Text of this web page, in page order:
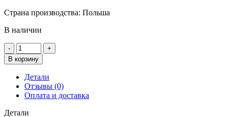
Страна производства: Польша
В наличии
Количество
товара
Гильзы
SILVER
STAR
filter
8,1/15мм
(500шт/
В корзину
Детали
Отзывы (0)
Оплата и доставка
Детали